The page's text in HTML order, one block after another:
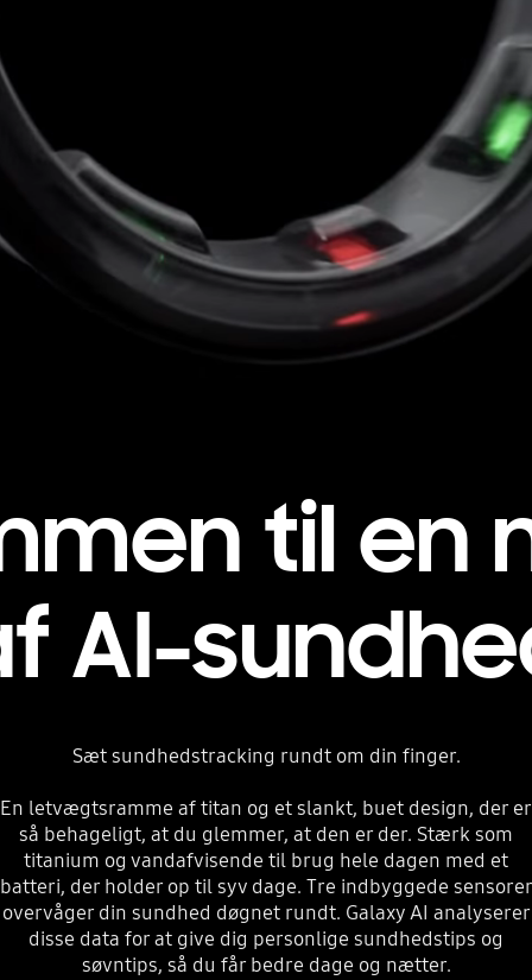
til en
AI-
Sæt sundhedstracking rundt om din finger.
En letvægtsramme af titan og et slankt, buet design, der er
så behageligt, at du glemmer, at den er der. Stærk som
titanium og vandafvisende til brug hele dagen med et
batteri, der holder op til syv dage. Tre indbyggede sensorer
overvåger din sundhed døgnet rundt. Galaxy AI analyserer
disse data for at give dig personlige sundhedstips og
søvntips, så du får bedre dage og nætter.